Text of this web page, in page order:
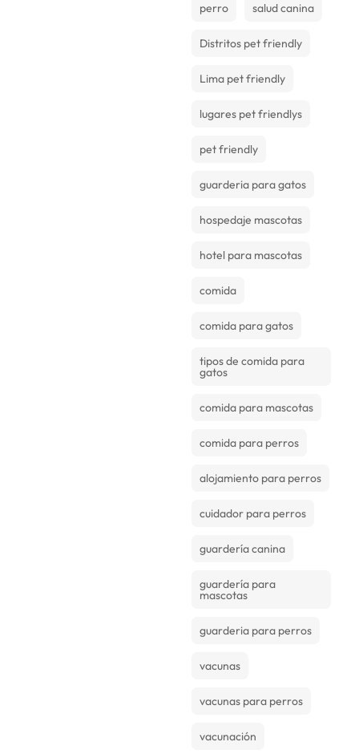
perro salud canina
Distritos pet friendly
Lima pet friendly
lugares pet friendlys
pet friendly
guarderia para gatos
hospedaje mascotas
hotel para mascotas
comida
comida para gatos
tipos de comida para
gatos
comida para mascotas
comida para perros
alojamiento para perros
cuidador para perros
guardería canina
guardería para
mascotas
guarderia para perros
vacunas
vacunas para perros
vacunación